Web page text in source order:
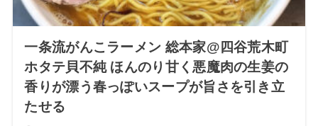
一条流がんこラーメン 総本家@四谷荒木町
ホタテ貝不純 ほんのり甘く悪魔肉の生姜の
香りが漂う春っぽいスープが旨さを引き立
たせる